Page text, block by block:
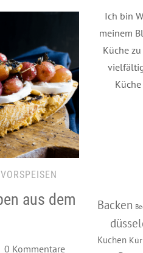
VORSPEISEN
aus dem
0 Kommentare
Ich bin
meinem
Küche
Backen
Kuchen